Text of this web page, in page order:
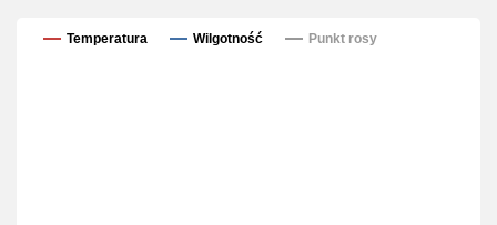
Ostatnie 3 dni
Temperatura Wilgotność Punkt rosy